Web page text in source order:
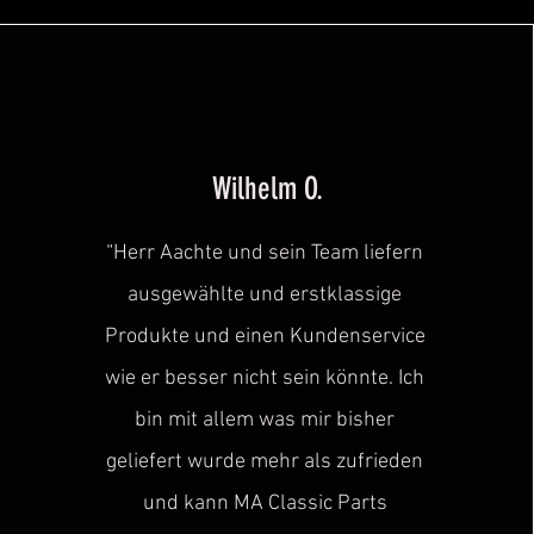
Wilhelm O.
“Herr Aachte und sein Team liefern
ausgewählte und erstklassige
Produkte und einen Kundenservice
wie er besser nicht sein könnte. Ich
bin mit allem was mir bisher
geliefert wurde mehr als zufrieden
und kann MA Classic Parts